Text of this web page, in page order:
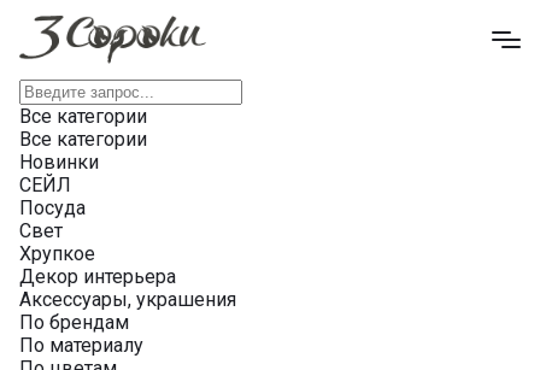
Все категории
Все категории
Новинки
СЕЙЛ
Посуда
Свет
Хрупкое
Декор интерьера
Аксессуары, украшения
По брендам
По материалу